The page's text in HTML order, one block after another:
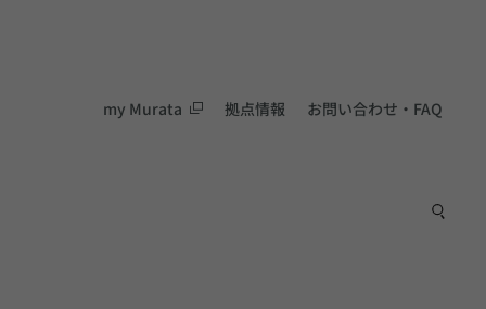
my Murata 拠点情報 お問い合わせ・FAQ